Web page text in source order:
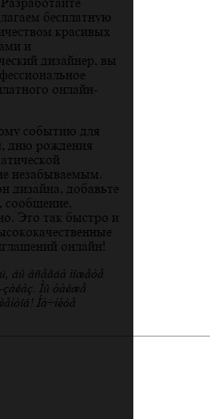
бесплатную
красивых
и
дизайнер, вы
онлайн-
событию для
дню рождения
незабываемым.
дизайна, добавьте
сообщение,
Это так быстро и
онлайн!
вы всегда можете
заказ. Мы также
Начните